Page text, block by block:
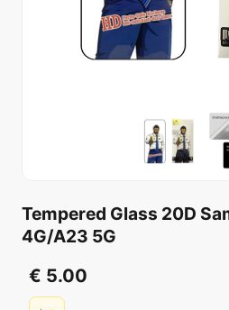
Tempered Glass 20D
4G/A23 5G
€ 5.00